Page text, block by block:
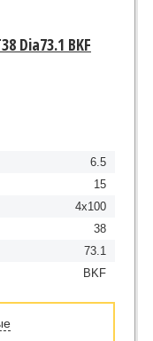
Dia73.1 BKF
6.5
15
4x100
38
73.1
BKF